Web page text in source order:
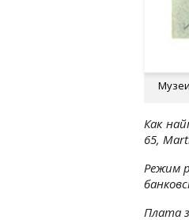
Как
65,
Режим
Плата